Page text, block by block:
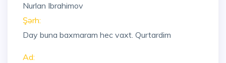
Nurlan Ibrahimov
Şərh:
Day buna baxmaram hec vaxt. Qurtardim
Ad: